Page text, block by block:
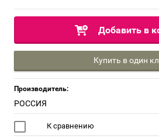
Добавить в
Купить в один
Производитель:
РОССИЯ
К сравнению